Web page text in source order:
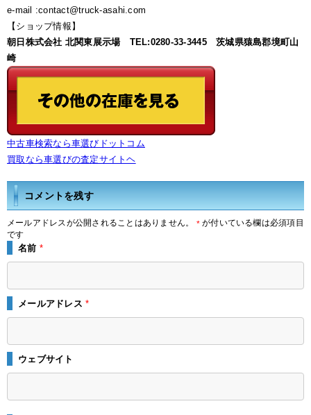
e-mail :contact@truck-asahi.com
【ショップ情報】
朝日株式会社 北関東展示場 TEL:0280-33-3445 茨城県猿島郡境町山
崎
中古車検索なら車選びドットコム
買取なら車選びの査定サイトヘ
コメントを残す
メールアドレスが公開されることはありません。 *が付いている欄は必須項目
です
名前 *
メールアドレス*
ウェブサイト